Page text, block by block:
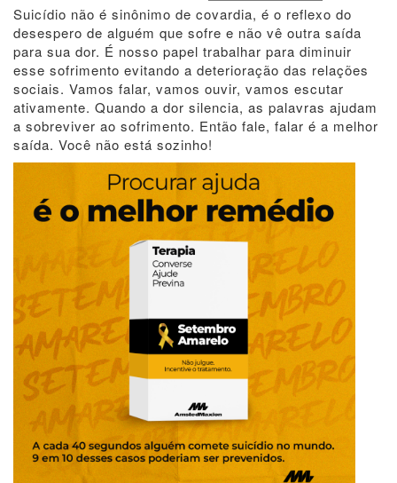
Powered by Translate
Suicídio não é sinônimo de covardia, é o reflexo do
desespero de alguém que sofre e não vê outra saída
para sua dor. É nosso papel trabalhar para diminuir
esse sofrimento evitando a deterioração das relações
sociais. Vamos falar, vamos ouvir, vamos escutar
ativamente. Quando a dor silencia, as palavras ajudam
a sobreviver ao sofrimento. Então fale, falar é a melhor
saída. Você não está sozinho!